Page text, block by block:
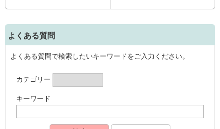
よくある質問
よくある質問で検索したいキーワードをご入力ください。
カテゴリー
キーワード